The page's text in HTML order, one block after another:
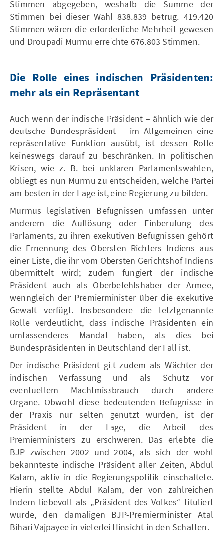
Stimmen abgegeben, weshalb die Summe der
Stimmen bei dieser Wahl 838.839 betrug. 419.420
Stimmen wären die erforderliche Mehrheit gewesen
und Droupadi Murmu erreichte 676.803 Stimmen.
Die Rolle eines indischen Präsidenten:
mehr als ein Repräsentant
Auch wenn der indische Präsident – ähnlich wie der
deutsche Bundespräsident – im Allgemeinen eine
repräsentative Funktion ausübt, ist dessen Rolle
keineswegs darauf zu beschränken. In politischen
Krisen, wie z. B. bei unklaren Parlamentswahlen,
obliegt es nun Murmu zu entscheiden, welche Partei
am besten in der Lage ist, eine Regierung zu bilden.
Murmus legislativen Befugnissen umfassen unter
anderem die Auflösung oder Einberufung des
Parlaments, zu ihren exekutiven Befugnissen gehört
die Ernennung des Obersten Richters Indiens aus
einer Liste, die ihr vom Obersten Gerichtshof Indiens
übermittelt wird; zudem fungiert der indische
Präsident auch als Oberbefehlshaber der Armee,
wenngleich der Premierminister über die exekutive
Gewalt verfügt. Insbesondere die letztgenannte
Rolle verdeutlicht, dass indische Präsidenten ein
umfassenderes Mandat haben, als dies bei
Bundespräsidenten in Deutschland der Fall ist.
Der indische Präsident gilt zudem als Wächter der
indischen Verfassung und als Schutz vor
eventuellem Machtmissbrauch durch andere
Organe. Obwohl diese bedeutenden Befugnisse in
der Praxis nur selten genutzt wurden, ist der
Präsident in der Lage, die Arbeit des
Premierministers zu erschweren. Das erlebte die
BJP zwischen 2002 und 2004, als sich der wohl
bekannteste indische Präsident aller Zeiten, Abdul
Kalam, aktiv in die Regierungspolitik einschaltete.
Hierin stellte Abdul Kalam, der von zahlreichen
Indern liebevoll als „Präsident des Volkes“ tituliert
wurde, den damaligen BJP-Premierminister Atal
Bihari Vajpayee in vielerlei Hinsicht in den Schatten.